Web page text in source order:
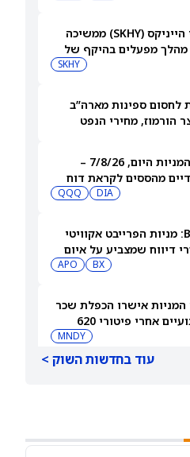
מניית אס-קיי הייניקס (SKHY) ממשיכה
מפעלים בהיקף של
SKHY
לחסום ספינות מארה”ב
הורמוז, מחירי הנפט
חדשות שוק המניות היום, 7/8/26 –
מהססים לקראת דוח
DIA
QQQ
BX, APO, KKR: מניות הפרייבט אקוויטי
דיווח שמצביע על איום
BX
APO
המניות אישרו הכפלת שכר
למנכ”לים שבועיים אחרי פיטורי 620
MNDY
בפתיחת המסחר בת”א:
עוד בחדשות השוק >